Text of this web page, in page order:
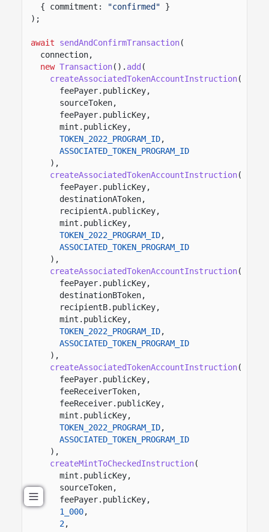
{ commitment:
"confirmed"
}
);
await sendAndConfirmTransaction(
connection,
new Transaction(). add (
createAssociatedTokenAccountInstruction(
feePayer.publicKey,
sourceToken,
feePayer.publicKey,
mint.publicKey,
TOKEN_2022_PROGRAM_ID,
ASSOCIATED_TOKEN_PROGRAM_ID
),
createAssociatedTokenAccountInstruction(
feePayer.publicKey,
destinationAToken,
recipientA.publicKey,
mint.publicKey,
TOKEN_2022_PROGRAM_ID,
ASSOCIATED_TOKEN_PROGRAM_ID
),
createAssociatedTokenAccountInstruction(
feePayer.publicKey,
destinationBToken,
recipientB.publicKey,
mint.publicKey,
TOKEN_2022_PROGRAM_ID,
ASSOCIATED_TOKEN_PROGRAM_ID
),
createAssociatedTokenAccountInstruction(
feePayer.publicKey,
feeReceiverToken,
feeReceiver.publicKey,
mint.publicKey,
TOKEN_2022_PROGRAM_ID,
ASSOCIATED_TOKEN_PROGRAM_ID
),
createMintToCheckedInstruction(
mint.publicKey,
sourceToken,
feePayer.publicKey,
1_000,
2,